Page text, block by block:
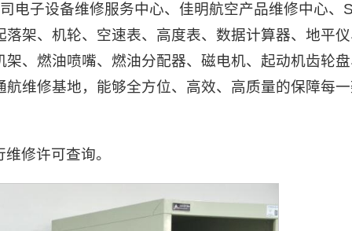
电子设备维修服务中心、佳明航空产品维修中心、
架、机轮、空速表、高度表、数据计算器、地平
、燃油喷嘴、燃油分配器、磁电机、起动机齿轮
维修基地，能够全方位、高效、高质量的保障每
维修许可查询。